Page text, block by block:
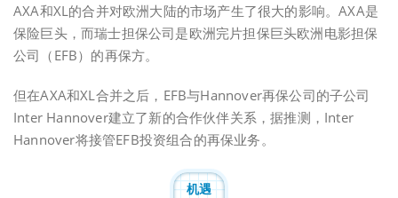
AXA和XL的合并对欧洲大陆的市场产生了很大的影响。AXA是
保险巨头，而瑞士担保公司是欧洲完片担保巨头欧洲电影担保
公司（EFB）的再保方。
但在AXA和XL合并之后，EFB与Hannover再保公司的子公司
Inter Hannover建立了新的合作伙伴关系，据推测，Inter
Hannover将接管EFB投资组合的再保业务。
机遇